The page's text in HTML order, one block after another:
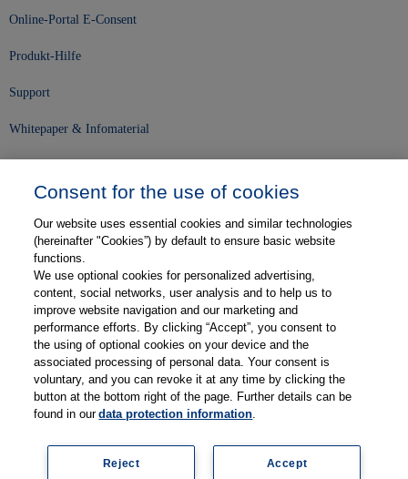
Online-Portal E-Consent
Produkt-Hilfe
Support
Whitepaper & Infomaterial
Karriere
Kontakt
Web-Semniare
Anwenderberichte
Partner
Consent for the use of cookies
Our website uses essential cookies and similar technologies
(hereinafter "Cookies”) by default to ensure basic website
functions.
We use optional cookies for personalized advertising,
content, social networks, user analysis and to help us to
improve website navigation and our marketing and
performance efforts. By clicking “Accept”, you consent to
the using of optional cookies on your device and the
associated processing of personal data. Your consent is
voluntary, and you can revoke it at any time by clicking the
button at the bottom right of the page. Further details can be
found in ourdata protection information.
Accept
Reject